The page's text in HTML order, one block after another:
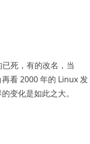
死，有的改名，当
看 2000 年的 Linux 发
变化是如此之大。